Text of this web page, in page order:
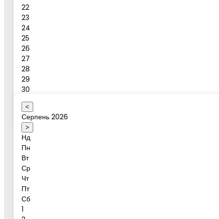
22
23
24
25
26
27
28
29
30
31
Оберіть коректну дату
Бронювання активності
Ваше ім'я
<
Серпень 2026
>
Нд
Пн
Вт
Ср
Чт
Пт
Сб
1
Дата активності
Бажаний час
Гості